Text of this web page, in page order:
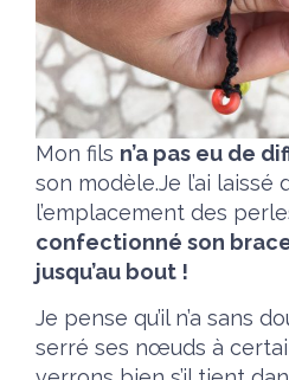
Mon fils n’a pas eu de
son modèle.Je l’ai laissé
l’emplacement des
confectionné son
jusqu’au bout !
Je pense qu’il n’a sans
serré ses nœuds à